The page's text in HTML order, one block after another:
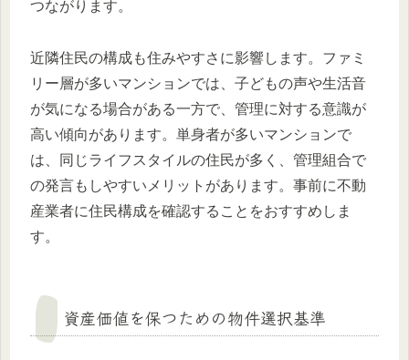
つながります。
近隣住民の構成も住みやすさに影響します。ファミ
リー層が多いマンションでは、子どもの声や生活音
が気になる場合がある一方で、管理に対する意識が
高い傾向があります。単身者が多いマンションで
は、同じライフスタイルの住民が多く、管理組合で
の発言もしやすいメリットがあります。事前に不動
産業者に住民構成を確認することをおすすめしま
す。
資産価値を保つための物件選択基準